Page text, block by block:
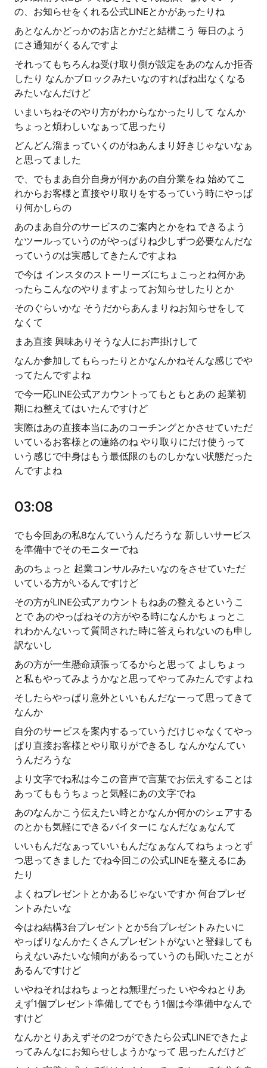
の、お知らせをくれる公式LINEとかがあったりね
あとなんかどっかのお店とかだと結構こう 毎日のよう
にさ通知がくるんですよ
それってもちろんね受け取り側が設定をあのなんか拒否
したり なんかブロックみたいなのすればね出なくなる
みたいなんだけど
いまいちねそのやり方がわからなかったりして なんか
ちょっと煩わしいなぁって思ったり
どんどん溜まっていくのがねあんまり好きじゃないなぁ
と思ってました
で、でもまあ自分自身が何かあの自分業をね 始めてこ
れからお客様と直接やり取りをするっていう時にやっぱ
り何かしらの
あのまあ自分のサービスのご案内とかをね できるよう
なツールっていうのがやっぱりね少しずつ必要なんだな
っていうのは実感してきたんですよね
で今は インスタのストーリーズにちょこっとね何かあ
ったらこんなのやりますよってお知らせしたりとか
そのぐらいかな そうだからあんまりねお知らせをして
なくて
まあ直接 興味ありそうな人にお声掛けして
なんか参加してもらったりとかなんかねそんな感じでや
ってたんですよね
で今一応LINE公式アカウントってもともとあの 起業初
期にね整えてはいたんですけど
実際はあの直接本当にあのコーチングとかさせていただ
いているお客様との連絡のね やり取りにだけ使うって
いう感じで中身はもう最低限のものしかない状態だった
んですよね
03:08
でも今回あの私8なんていうんだろうな 新しいサービス
を準備中でそのモニターでね
あのちょっと 起業コンサルみたいなのをさせていただ
いている方がいるんですけど
その方がLINE公式アカウントもねあの整えるというこ
とで あのやっぱねその方がやる時になんかちょっとこ
れわかんないって質問された時に答えられないのも申し
訳ないし
あの方が一生懸命頑張ってるからと思って よしちょっ
と私もやってみようかなと思ってやってみたんですよね
そしたらやっぱり意外といいもんだなーって思ってきて
なんか
自分のサービスを案内するっていうだけじゃなくてやっ
ぱり直接お客様とやり取りができるし なんかなんてい
うんだろうな
より文字でね私は今この音声で言葉でお伝えすることは
あってももうちょっと気軽にあの文字でね
あのなんかこう伝えたい時とかなんか何かのシェアする
のとかも気軽にできるバイターに なんだなぁなんて
いいもんだなぁっていいもんだなぁなんてねちょっとず
つ思ってきました でね今回この公式LINEを整えるにあ
たり
よくねプレゼントとかあるじゃないですか 何台プレゼ
ントみたいな
今はね結構3台プレゼントとか5台プレゼントみたいに
やっぱりなんかたくさんプレゼントがないと登録しても
らえないみたいな傾向があるっていうのも聞いたことが
あるんですけど
いやねそれはねちょっとね無理だった いや今ねとりあ
えず1個プレゼント準備してでもう1個は今準備中なんで
すけど
なんかとりあえずその2つができたら公式LINEできたよ
ってみんなにお知らせしようかなって 思ったんだけど